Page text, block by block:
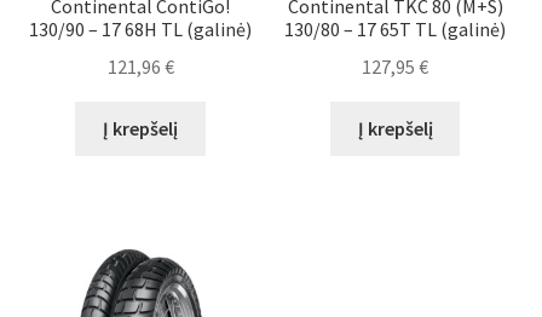
Continental ContiGo!
130/90 – 17 68H TL (galinė)
121,96 €
Į krepšelį
Continental TKC 80 (M+S)
130/80 – 17 65T TL (galinė)
127,95€
Į krepšelį